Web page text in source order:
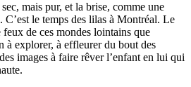
mais pur, et la brise, comme une
C’est le temps des lilas à Montréal. Le
de ces mondes lointains que
à explorer, à effleurer du bout des
images à faire rêver l’enfant en lui qui